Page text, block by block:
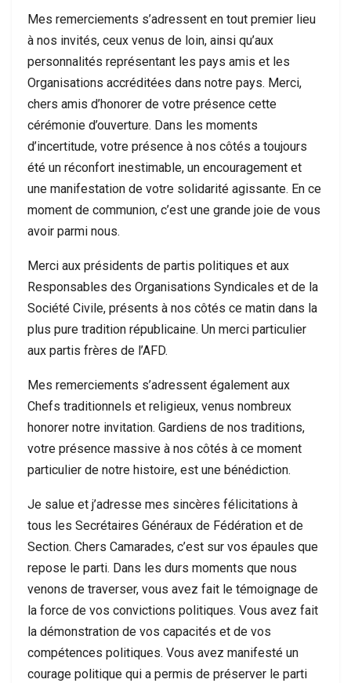
Mes remerciements s’adressent en tout premier lieu
à nos invités, ceux venus de loin, ainsi qu’aux
personnalités représentant les pays amis et les
Organisations accréditées dans notre pays. Merci,
chers amis d’honorer de votre présence cette
cérémonie d’ouverture. Dans les moments
d’incertitude, votre présence à nos côtés a toujours
été un réconfort inestimable, un encouragement et
une manifestation de votre solidarité agissante. En ce
moment de communion, c’est une grande joie de vous
avoir parmi nous.
Merci aux présidents de partis politiques et aux
Responsables des Organisations Syndicales et de la
Société Civile, présents à nos côtés ce matin dans la
plus pure tradition républicaine. Un merci particulier
aux partis frères de l’AFD.
Mes remerciements s’adressent également aux
Chefs traditionnels et religieux, venus nombreux
honorer notre invitation. Gardiens de nos traditions,
votre présence massive à nos côtés à ce moment
particulier de notre histoire, est une bénédiction.
Je salue et j’adresse mes sincères félicitations à
tous les Secrétaires Généraux de Fédération et de
Section. Chers Camarades, c’est sur vos épaules que
repose le parti. Dans les durs moments que nous
venons de traverser, vous avez fait le témoignage de
la force de vos convictions politiques. Vous avez fait
la démonstration de vos capacités et de vos
compétences politiques. Vous avez manifesté un
courage politique qui a permis de préserver le parti